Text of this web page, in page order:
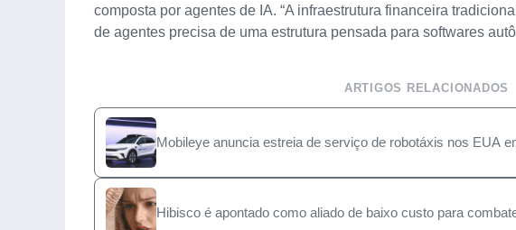
composta por agentes de IA. “A infraestrutura financeira
de agentes precisa de uma estrutura pensada para softwares
ARTIGOS RELACIONADOS
Mobileye anuncia estreia de serviço de robotáxis nos EUA
Hibisco é apontado como aliado de baixo custo para